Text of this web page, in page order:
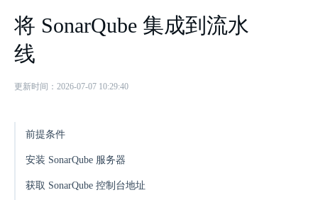
将 SonarQube 集成到流水
线
更新时间：2026-07-07 10:29:40
前提条件
安装 SonarQube 服务器
获取 SonarQube 控制台地址